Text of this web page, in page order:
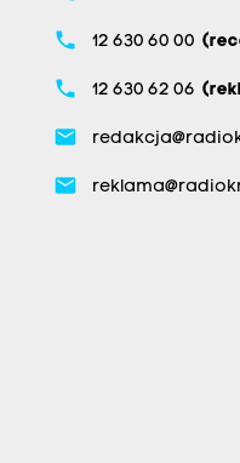
phone 12 630 60 00
phone 12 630 62 06
email
email